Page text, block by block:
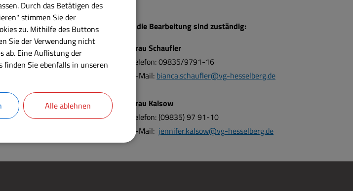
08:30 Uhr bis 12:00 Uhr
13:30 Uhr bis 16:30 Uhr
bis 12:00 Uhr
bis 17:45 Uhr
12:00 Uhr
Für die Bearbeitung sind zuständig:
Frau Schaufler
Telefon: 09835/9791-16
E-Mail: bianca.schaufler@vg-hesselberg.de
Frau Kalsow
Telefon: (09835) 97 91-10
E-Mail: jennifer.kalsow@vg-hesselberg.de
Durch das Betätigen des
stimmen Sie der
zu. Mithilfe des Buttons
Sie der Verwendung nicht
ab. Eine Auflistung der
finden Sie ebenfalls in unseren
Alle ablehnen